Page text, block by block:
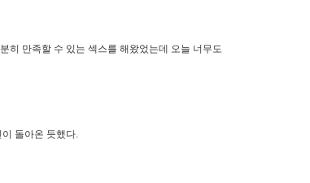
히 만족할 수 있는 섹스를 해왔었는데 오늘 너무도
돌아온 듯했다.